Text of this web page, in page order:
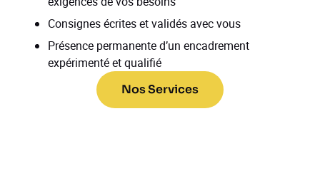
Consignes écrites et validés avec vous
Présence permanente d’un encadrement
expérimenté et qualifié
Nos Services